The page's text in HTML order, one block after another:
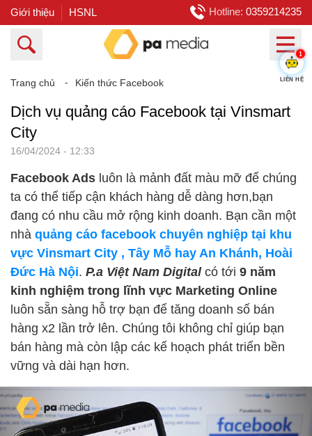
Giới thiệu HSNL Hotline: 0359214235
Trang chủ ⁃ Kiến thức Facebook
Dịch vụ quảng cáo Facebook tại Vinsmart
City
16/04/2024 - 12:33
Facebook Ads luôn là mảnh đất màu mỡ để chúng
ta có thể tiếp cận khách hàng dễ dàng hơn,bạn
đang có nhu cầu mở rộng kinh doanh. Bạn cần một
nhà quảng cáo facebook chuyên nghiệp tại khu
vực Vinsmart City , Tây Mỗ hay An Khánh, Hoài
Đức Hà Nội. P.a Việt Nam Digital có tới 9 năm
kinh nghiệm trong lĩnh vực Marketing Online
luôn sẵn sàng hỗ trợ bạn để tăng doanh số bán
hàng x2 lần trở lên. Chúng tôi không chỉ giúp bạn
bán hàng mà còn lập các kế hoạch phát triển bền
vững và dài hạn hơn.
1
LIÊN HỆ